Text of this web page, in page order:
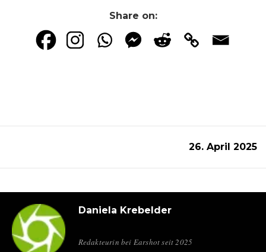
Share on:
26. April 2025
Daniela Krebelder
Redakteurin bei Earshot seit 2025